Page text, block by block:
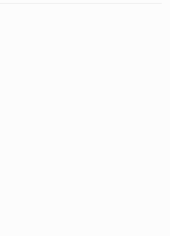
Steady oder ein Abo des
Apple Podcasts tun. Wir
Wir freuen uns auch
Nachbarn von uns erzählt! Du